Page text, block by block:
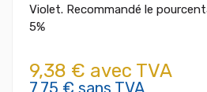
Violet. Recommandé le
5%
9,38 € avec TVA
7,75 € sans TVA